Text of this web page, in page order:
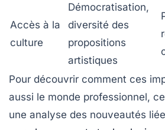
Accès à la
culture
Démocratisation,
diversité des
propositions
artistiques
Pour découvrir comment ces
aussi le monde professionnel,
une analyse des nouveautés